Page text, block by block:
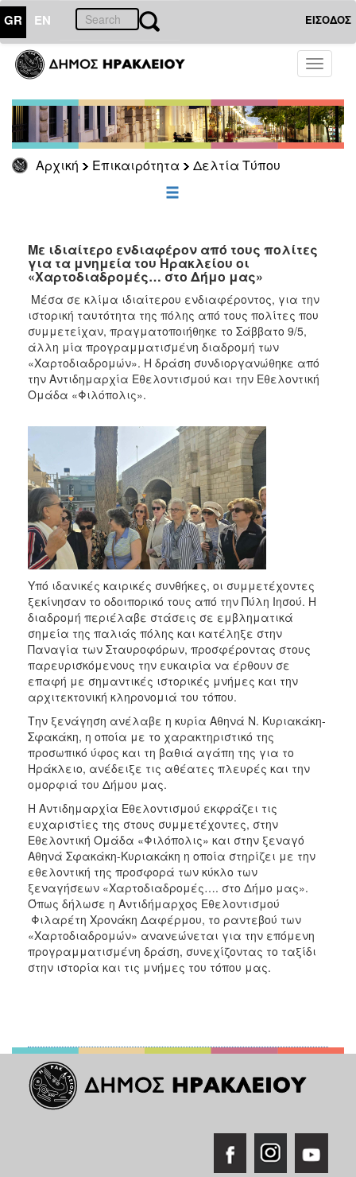
GR EN ΕΙΣΟΔΟΣ
Toggle
Αρχική Επικαιρότητα Δελτία Τύπου
ΕΠΙΚΑΙΡΟΤΗΤΑ
Τύπου
Αρχείο
ΕΠΙΣΚΕΠΤΗΣ
ΗΡΑΚΛΕΙΟ
Με ιδιαίτερο ενδιαφέρον από τους πολίτες
για τα μνημεία του Ηρακλείου οι
«Χαρτοδιαδρομές… στο Δήμο μας»
Μέσα σε κλίμα ιδιαίτερου ενδιαφέροντος, για την
ιστορική ταυτότητα της πόλης από τους πολίτες που
συμμετείχαν, πραγματοποιήθηκε το Σάββατο 9/5,
άλλη μία προγραμματισμένη διαδρομή των
«Χαρτοδιαδρομών». Η δράση συνδιοργανώθηκε από
την Αντιδημαρχία Εθελοντισμού και την Εθελοντική
Ομάδα «Φιλόπολις».
Υπό ιδανικές καιρικές συνθήκες, οι συμμετέχοντες
ξεκίνησαν το οδοιπορικό τους από την Πύλη Ιησού. Η
διαδρομή περιέλαβε στάσεις σε εμβληματικά
σημεία της παλιάς πόλης και κατέληξε στην
Παναγία των Σταυροφόρων, προσφέροντας στους
παρευρισκόμενους την ευκαιρία να έρθουν σε
επαφή με σημαντικές ιστορικές μνήμες και την
αρχιτεκτονική κληρονομιά του τόπου.
Την ξενάγηση ανέλαβε η κυρία Αθηνά Ν. Κυριακάκη-
Σφακάκη, η οποία με το χαρακτηριστικό της
προσωπικό ύφος και τη βαθιά αγάπη της για το
Ηράκλειο, ανέδειξε τις αθέατες πλευρές και την
ομορφιά του Δήμου μας.
Η Αντιδημαρχία Εθελοντισμού εκφράζει τις
ευχαριστίες της στους συμμετέχοντες, στην
Εθελοντική Ομάδα «Φιλόπολις» και στην ξεναγό
Αθηνά Σφακάκη-Κυριακάκη η οποία στηρίζει με την
εθελοντική της προσφορά των κύκλο των
ξεναγήσεων «Χαρτοδιαδρομές…. στο Δήμο μας».
Όπως δήλωσε η Αντιδήμαρχος Εθελοντισμού
Φιλαρέτη Χρονάκη Δαφέρμου, το ραντεβού των
«Χαρτοδιαδρομών» ανανεώνεται για την επόμενη
προγραμματισμένη δράση, συνεχίζοντας το ταξίδι
στην ιστορία και τις μνήμες του τόπου μας.